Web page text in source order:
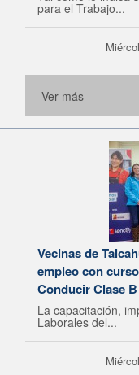
para el Trabajo...
Ver más
Vecinas de
empleo con
Conducir Clase B
La capacitación,
Laborales del...